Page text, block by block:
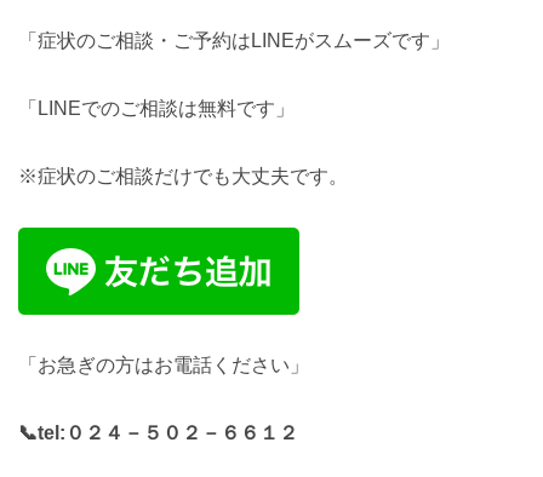
「症状のご相談・ご予約はLINEがスムーズです」
「LINEでのご相談は無料です」
※症状のご相談だけでも大丈夫です。
「お急ぎの方はお電話ください」
📞tel: ０２４－５０２－６６１２